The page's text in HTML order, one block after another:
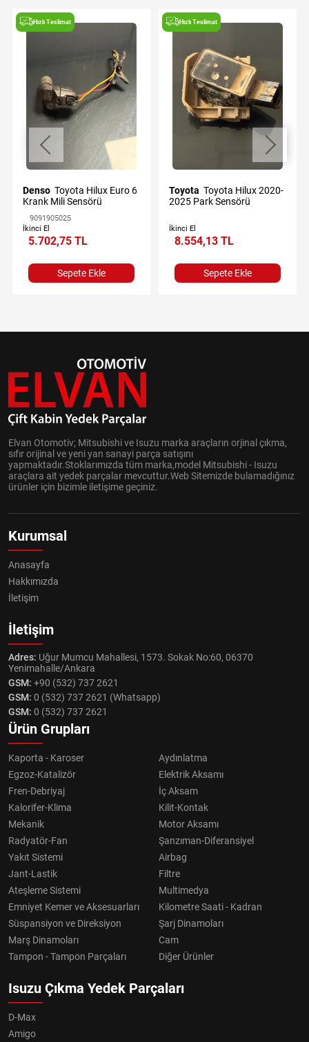
Hızlı Teslimat
Denso Toyota Hilux Euro 6
Krank Mili Sensörü
9091905025
İkinci El
5.702,75 TL
Sepete Ekle
Hızlı Teslimat
Toyota
2025 Park Sensörü
İkinci El
8.554,13 TL
Sepete Ekle
Elvan Otomotiv; Mitsubishi ve Isuzu marka araçların orjinal çıkma,
sıfır orijinal ve yeni yan sanayi parça satışını
yapmaktadır.Stoklarımızda tüm marka,model Mitsubishi - Isuzu
araçlara ait yedek parçalar mevcuttur.Web Sitemizde bulamadığınız
ürünler için bizimle iletişime geçiniz.
Kurumsal
Anasayfa
Hakkımızda
İletişim
İletişim
Adres: Uğur Mumcu Mahallesi, 1573. Sokak No:60, 06370
Yenimahalle/Ankara
GSM: +90 (532) 737 2621
GSM: 0 (532) 737 2621 (Whatsapp)
GSM: 0 (532) 737 2621
Ürün Grupları
Kaporta - Karoser
Aydınlatma
Egzoz-Katalizör
Elektrik Aksamı
Fren-Debriyaj
İç Aksam
Kalorifer-Klima
Kilit-Kontak
Mekanik
Motor Aksamı
Radyatör-Fan
Şanzıman-Diferansiyel
Yakıt Sistemi
Airbag
Jant-Lastik
Filtre
Ateşleme Sistemi
Multimedya
Emniyet Kemer ve Aksesuarları
Kilometre Saati - Kadran
Süspansiyon ve Direksiyon
Şarj Dinamoları
Marş Dinamoları
Cam
Tampon - Tampon Parçaları
Diğer Ürünler
Isuzu Çıkma Yedek Parçaları
D-Max
Amigo